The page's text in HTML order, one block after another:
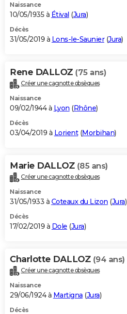
Naissance
10/05/1935 à Étival (Jura)
Décès
31/05/2019 à Lons-le-Saunier(Jura)
Rene DALLOZ (75 ans)
Créer une cagnotte obsèques
Naissance
09/02/1944 à Lyon (Rhône)
Décès
03/04/2019 à Lorient(Morbihan)
Marie DALLOZ (85 ans)
Créer une cagnotte obsèques
Naissance
31/05/1933 à Coteaux du Lizon (Jura)
Décès
17/02/2019 à Dole (Jura)
Charlotte DALLOZ (94 ans)
Créer une cagnotte obsèques
Naissance
29/06/1924 à Martigna (Jura)
Décès